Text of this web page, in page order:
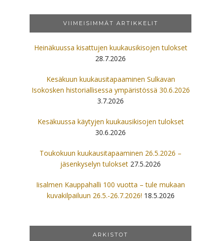
VIIMEISIMMÄT ARTIKKELIT
Heinäkuussa kisattujen kuukausikisojen tulokset
28.7.2026
Kesäkuun kuukausitapaaminen Sulkavan
Isokosken historiallisessa ympäristössä 30.6.2026
3.7.2026
Kesäkuussa käytyjen kuukausikisojen tulokset
30.6.2026
Toukokuun kuukausitapaaminen 26.5.2026 –
jäsenkyselyn tulokset 27.5.2026
Iisalmen Kauppahalli 100 vuotta – tule mukaan
kuvakilpailuun 26.5.-26.7.2026! 18.5.2026
ARKISTOT